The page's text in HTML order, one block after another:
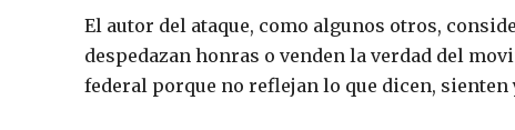
El autor del ataque, como algunos otros,
despedazan honras o venden la verdad del
federal porque no reflejan lo que dicen, sienten